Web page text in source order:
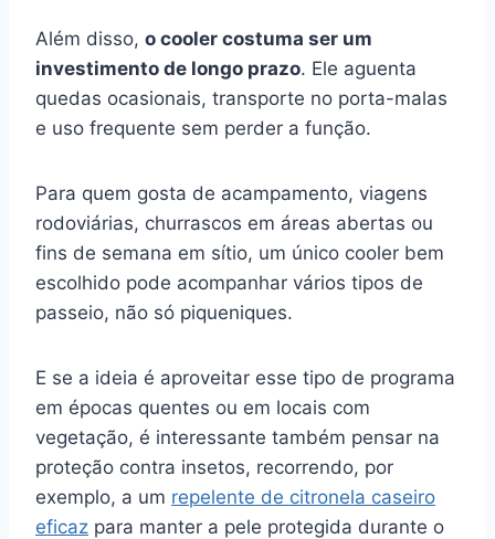
Além disso, o cooler costuma ser um
investimento de longo prazo. Ele aguenta
quedas ocasionais, transporte no porta-malas
e uso frequente sem perder a função.
Para quem gosta de acampamento, viagens
rodoviárias, churrascos em áreas abertas ou
fins de semana em sítio, um único cooler bem
escolhido pode acompanhar vários tipos de
passeio, não só piqueniques.
E se a ideia é aproveitar esse tipo de programa
em épocas quentes ou em locais com
vegetação, é interessante também pensar na
proteção contra insetos, recorrendo, por
exemplo, a um repelente de citronela caseiro
eficaz para manter a pele protegida durante o